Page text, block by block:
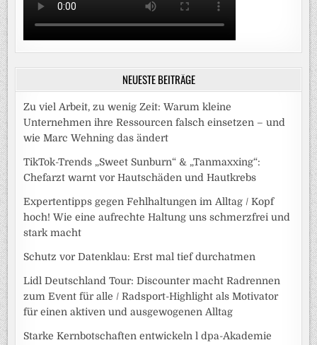
NEUESTE BEITRÄGE
Zu viel Arbeit, zu wenig Zeit: Warum kleine
Unternehmen ihre Ressourcen falsch einsetzen – und
wie Marc Wehning das ändert
TikTok-Trends „Sweet Sunburn“ & „Tanmaxxing“:
Chefarzt warnt vor Hautschäden und Hautkrebs
Expertentipps gegen Fehlhaltungen im Alltag / Kopf
hoch! Wie eine aufrechte Haltung uns schmerzfrei und
stark macht
Schutz vor Datenklau: Erst mal tief durchatmen
Lidl Deutschland Tour: Discounter macht Radrennen
zum Event für alle / Radsport-Highlight als Motivator
für einen aktiven und ausgewogenen Alltag
Starke Kernbotschaften entwickeln l dpa-Akademie